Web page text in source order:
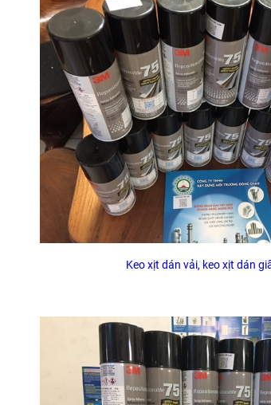
Keo xịt dán vải, keo xịt dán